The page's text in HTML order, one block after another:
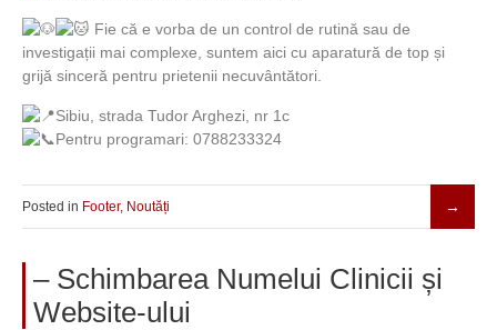
Fie că e vorba de un control de rutină sau de
investigații mai complexe, suntem aici cu aparatură de top și
grijă sinceră pentru prietenii necuvântători.
Sibiu, strada Tudor Arghezi, nr 1c
Pentru programari: 0788233324
Posted in Footer, Noutăți
– Schimbarea Numelui Clinicii și
Website-ului